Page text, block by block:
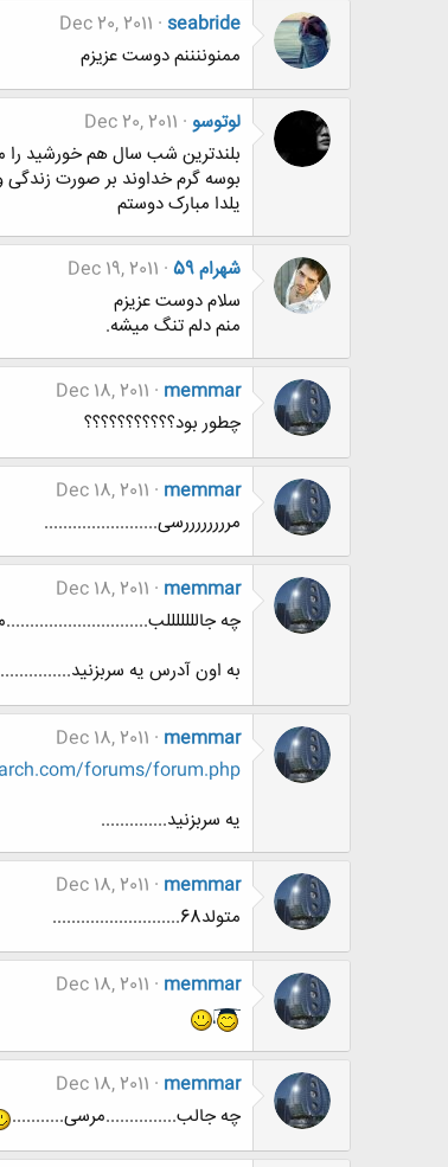
seabride
Dec 20, 2011
ممنوننننم دوست عزيزم
لوتوسو Dec 20, 2011
بلندترین شب سال هم خورشید را
بوسه گرم خداوند بر صورت
یلدا مبارک دوستم
شهرام 59
Dec 19, 2011
سلام دوست عزیزم
منم دلم تنگ میشه.
memmar
Dec 18, 2011
چطور بود؟؟؟؟؟؟؟؟؟؟؟
memmar
Dec 18, 2011
مررررررررسی........................
memmar
Dec 18, 2011
چه
به اون آدرس یه
memmar
Dec 18, 2011
forums/forum.php
یه سربزنید..............
memmar
Dec 18, 2011
متولد68...........................
memmar
Dec 18, 2011
memmar
Dec 18, 2011
چه جالب...............مرسی...........